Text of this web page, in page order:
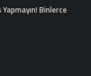
Binlerce